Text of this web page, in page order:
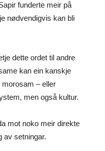
funderte meir på
nødvendigvis kan bli
dette ordet til andre
kan ein kanskje
morosam – eller
men også kultur.
mot noko meir direkte
av setningar.